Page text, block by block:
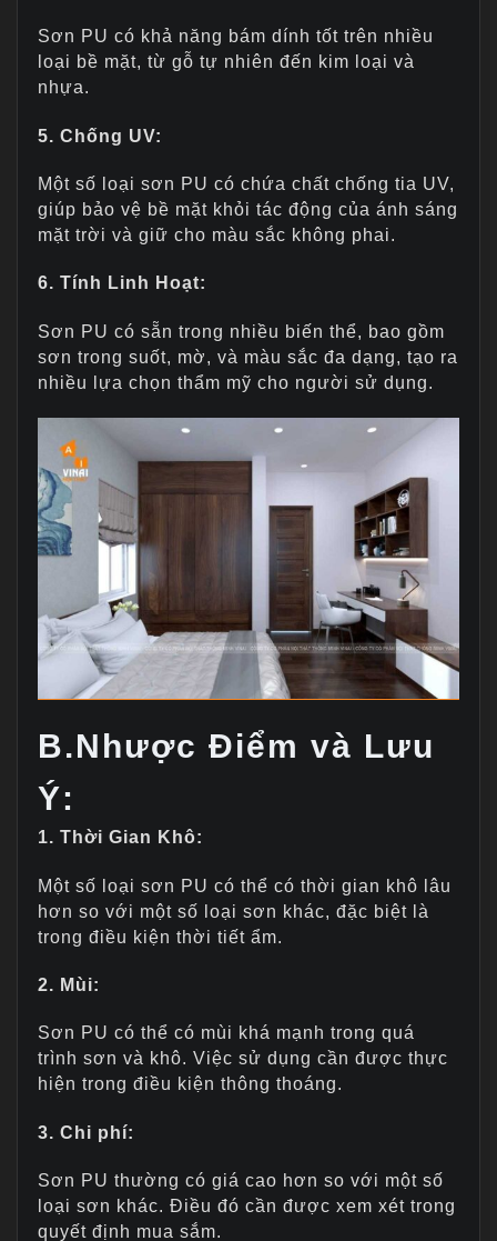
Sơn PU có khả năng bám dính tốt trên nhiều
loại bề mặt, từ gỗ tự nhiên đến kim loại và
nhựa.
5. Chống UV:
Một số loại sơn PU có chứa chất chống tia UV,
giúp bảo vệ bề mặt khỏi tác động của ánh sáng
mặt trời và giữ cho màu sắc không phai.
6. Tính Linh Hoạt:
Sơn PU có sẵn trong nhiều biến thể, bao gồm
sơn trong suốt, mờ, và màu sắc đa dạng, tạo ra
nhiều lựa chọn thẩm mỹ cho người sử dụng.
B.Nhược Điểm và Lưu
Ý:
1. Thời Gian Khô:
Một số loại sơn PU có thể có thời gian khô lâu
hơn so với một số loại sơn khác, đặc biệt là
trong điều kiện thời tiết ẩm.
2. Mùi:
Sơn PU có thể có mùi khá mạnh trong quá
trình sơn và khô. Việc sử dụng cần được thực
hiện trong điều kiện thông thoáng.
3. Chi phí:
Sơn PU thường có giá cao hơn so với một số
loại sơn khác. Điều đó cần được xem xét trong
quyết định mua sắm.